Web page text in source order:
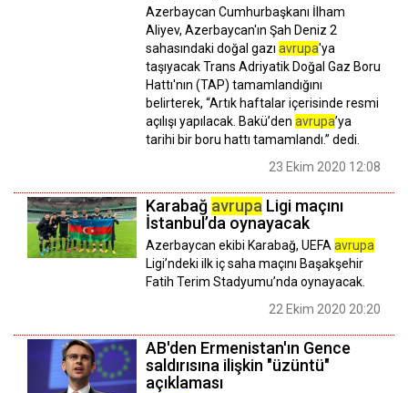
Azerbaycan Cumhurbaşkanı İlham
Aliyev, Azerbaycan'ın Şah Deniz 2
sahasındaki doğal gazı avrupa'ya
taşıyacak Trans Adriyatik Doğal Gaz Boru
Hattı'nın (TAP) tamamlandığını
belirterek, “Artık haftalar içerisinde resmi
açılışı yapılacak. Bakü’den avrupa’ya
tarihi bir boru hattı tamamlandı.” dedi.
23 Ekim 2020 12:08
Karabağ avrupa Ligi maçını
İstanbul’da oynayacak
Azerbaycan ekibi Karabağ, UEFA avrupa
Ligi’ndeki ilk iç saha maçını Başakşehir
Fatih Terim Stadyumu’nda oynayacak.
22 Ekim 2020 20:20
AB'den Ermenistan'ın Gence
saldırısına ilişkin "üzüntü"
açıklaması